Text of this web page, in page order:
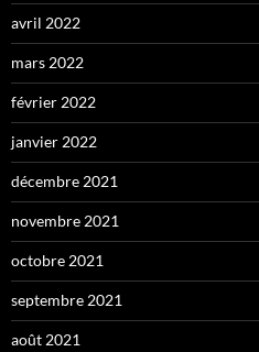
avril 2022
mars 2022
février 2022
janvier 2022
décembre 2021
novembre 2021
octobre 2021
septembre 2021
août 2021